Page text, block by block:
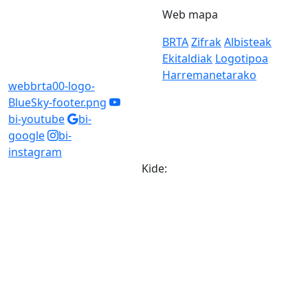
webbrta00-logo-
BlueSky-footer.png
bi-youtube
bi-
google
bi-
instagram
Web mapa
BRTAZifrakAlbisteak
Ekitaldiak Logotipoa
Harremanetarako
Kide: